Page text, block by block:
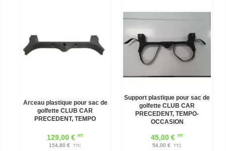
Arceau plastique pour sac de
golfette CLUB CAR
PRECEDENT, TEMPO
129,00 € HT
154,80 € TTC
Support plastique pour sac de
golfette CLUB CAR
PRECEDENT, TEMPO-
OCCASION
45,00 € HT
54,00 € TTC